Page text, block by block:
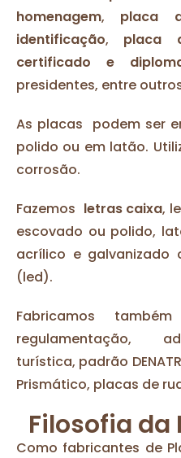
homenagem, placa
identificação, placa
certificado e
presidentes, entre
As placas podem ser
polido ou em latão.
corrosão.
Fazemos letras caixa,
escovado ou polido,
acrílico e galvanizado
(led).
Fabricamos
regulamentação,
turística, padrão
Prismático, placas de
Filosofia da
Como fabricantes de